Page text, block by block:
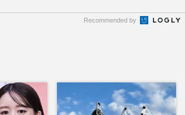
Recommended by